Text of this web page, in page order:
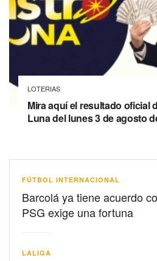
LOTERIAS
Mira aquí el resultado oficial
Luna del lunes 3 de agosto
FÚTBOL INTERNACIONAL
Barcolá ya tiene acuerdo
PSG exige una fortuna
LALIGA